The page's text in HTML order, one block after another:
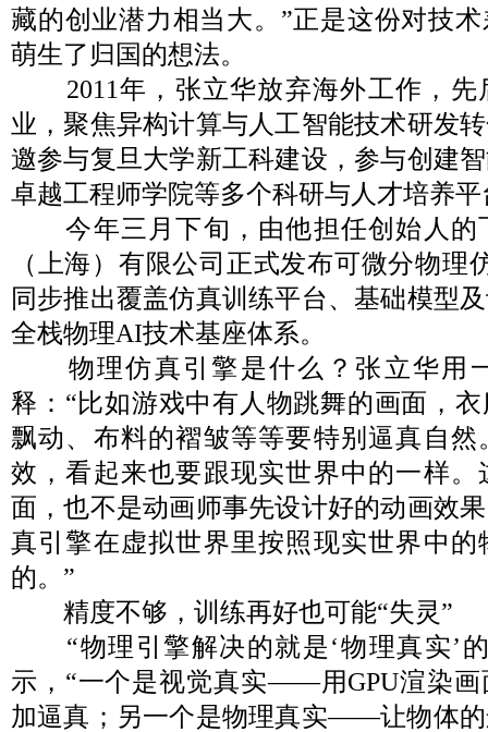
藏的创业潜力相当大。”正是这份对技
萌生了归国的想法。
2011年，张立华放弃海外工作，先
业，聚焦异构计算与人工智能技术研发
邀参与复旦大学新工科建设，参与创建
卓越工程师学院等多个科研与人才培养平
今年三月下旬，由他担任创始人的
（上海）有限公司正式发布可微分物理
同步推出覆盖仿真训练平台、基础模型
全栈物理AI技术基座体系。
物理仿真引擎是什么？张立华用
释：“比如游戏中有人物跳舞的画面，
飘动、布料的褶皱等等要特别逼真自
效，看起来也要跟现实世界中的一样。
面，也不是动画师事先设计好的动画效
真引擎在虚拟世界里按照现实世界中的
的。”
精度不够，训练再好也可能“失灵”
“物理引擎解决的就是‘物理真实’
示，“一个是视觉真实——用GPU渲染画
加逼真；另一个是物理真实——让物体